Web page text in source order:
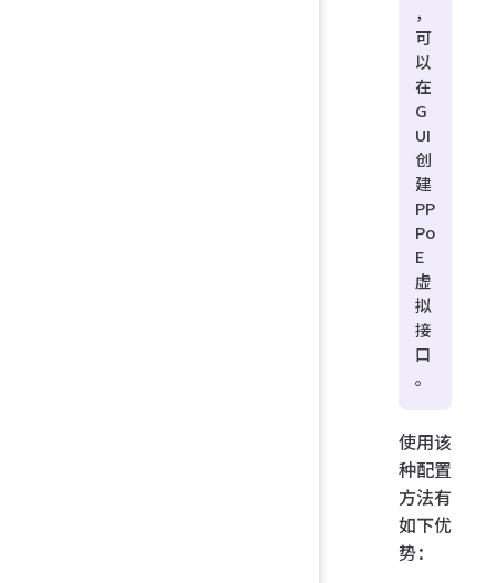
，
可
以
在
G
UI
创
建
PP
Po
E
虚
拟
接
口
。
使用该
种配置
方法有
如下优
势：